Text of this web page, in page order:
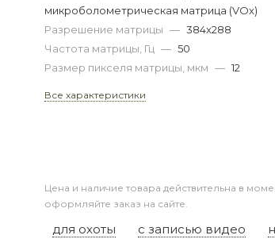
микроболометрическая матрица (VOx)
Разрешение матрицы — 384x288
Частота матрицы, Гц — 50
Размер пикселя матрицы, мкм — 12
Все характеристики
Цена и наличие товара действительна в
оформляйте заказ на сайте.
для охоты с записью видео